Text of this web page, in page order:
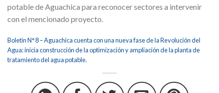
potable de Aguachica para reconocer sectores a intervenir
con el mencionado proyecto.
Boletín N° 8 – Aguachica cuenta con una nueva fase de la Revolución del
Agua: inicia construcción de la optimización y ampliación de la planta de
tratamiento del agua potable.